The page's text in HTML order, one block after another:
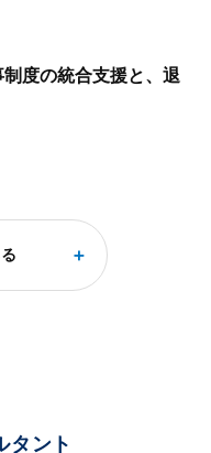
度の統合支援と、退
バナンス・コードに
向性検討支援
タント